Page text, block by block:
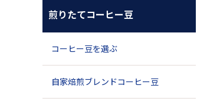
煎りたてコーヒー豆
コーヒー豆を選ぶ
自家焙煎ブレンドコーヒー豆